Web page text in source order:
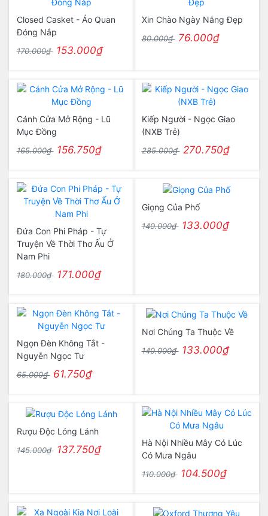
Closed Casket - Áo Quan
Đóng Nắp
170.000₫ 153.000₫
Xin Chào Ngày Nắng Đẹp
80.000₫ 76.000₫
Cánh Cửa Mở Rộng - Lũ
Mục Đồng
165.000₫ 156.750₫
Kiếp Người - Ngọc Giao
(NXB Trẻ)
285.000₫ 270.750₫
Đứa Con Phi Pháp - Tự
Truyện Về Thời Thơ Ấu Ở
Nam Phi
180.000₫ 171.000₫
Giọng Của Phố
140.000₫ 133.000₫
Ngọn Đèn Không Tắt -
Nguyễn Ngọc Tư
65.000₫ 61.750₫
Nơi Chúng Ta Thuộc Về
140.000₫ 133.000₫
Rượu Độc Lóng Lánh
145.000₫ 137.750₫
Hà Nội Nhiều Mây Có Lúc
Có Mưa Ngâu
110.000₫ 104.500₫